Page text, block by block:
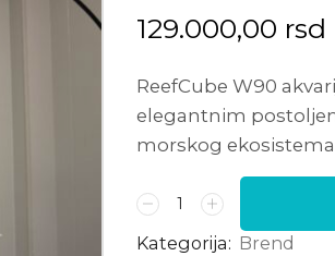
129.000,00 rsd
ReefCube W90
elegantnim
morskog
Kategorija: Brend